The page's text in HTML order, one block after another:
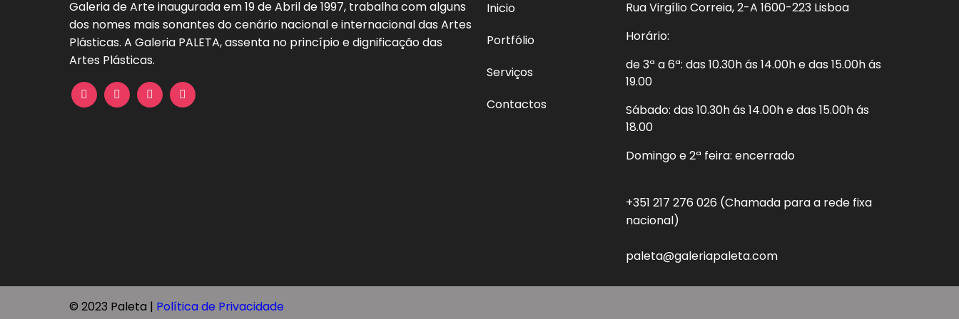
artigosGaleria de Arte inaugurada em 19 de Abril de 1997, trabalha com alguns
dos nomes mais sonantes do cenário nacional e internacional das Artes
Plásticas. A Galeria PALETA, assenta no princípio e dignificação das
Artes Plásticas.
Inicio
Portfólio
Serviços
Contactos
Rua Virgílio Correia, 2-A 1600-223 Lisboa
Horário:
de 3ª a 6ª: das 10.30h ás 14.00h e das 15.00h ás
19.00
Sábado: das 10.30h ás 14.00h e das 15.00h ás
18.00
Domingo e 2ª feira: encerrado
+351 217 276 026 (Chamada para a rede fixa
nacional)
paleta@galeriapaleta.com
© 2023 Paleta | Política de Privacidade